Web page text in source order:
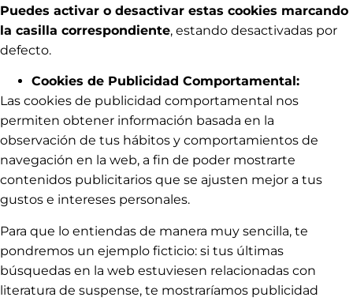
Puedes activar o desactivar estas cookies marcando
la casilla correspondiente, estando desactivadas por
defecto.
Cookies de Publicidad Comportamental:
Las cookies de publicidad comportamental nos
permiten obtener información basada en la
observación de tus hábitos y comportamientos de
navegación en la web, a fin de poder mostrarte
contenidos publicitarios que se ajusten mejor a tus
gustos e intereses personales.
Para que lo entiendas de manera muy sencilla, te
pondremos un ejemplo ficticio: si tus últimas
búsquedas en la web estuviesen relacionadas con
literatura de suspense, te mostraríamos publicidad